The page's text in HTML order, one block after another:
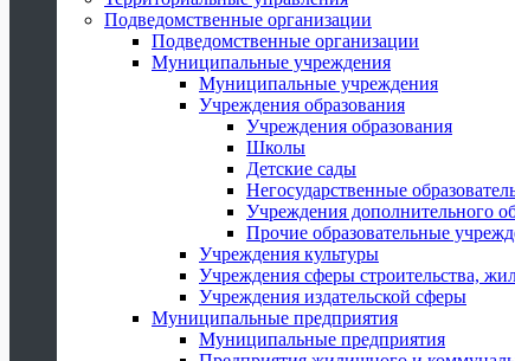
Подведомственные организации
Подведомственные организации
Муниципальные учреждения
Муниципальные учреждения
Учреждения образования
Учреждения образования
Школы
Детские сады
Негосударственные
Учреждения дополнительного
Прочие образовательные
Учреждения культуры
Учреждения сферы строительства,
Учреждения издательской сферы
Муниципальные предприятия
Муниципальные предприятия